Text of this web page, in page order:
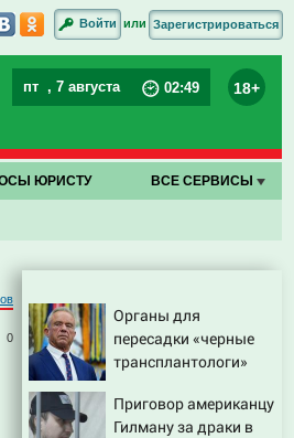
Войти или Зарегистрироваться
пт , 7 августа 02:49 18+
ЮРИСТУ ВСЕ СЕРВИСЫ
0
Органы для
пересадки «черные
трансплантологи»
живых пациентов
Приговор американцу
Гилману за драки в